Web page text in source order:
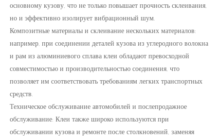
основному кузову, что не только повышает прочность склеивания,
но и эффективно изолирует вибрационный шум.
Композитные материалы и склеивание нескольких материалов:
например, при соединении деталей кузова из углеродного волокна
и рам из алюминиевого сплава клеи обладают превосходной
совместимостью и производительностью соединения, что
позволяет им соответствовать требованиям легких транспортных
средств.
Техническое обслуживание автомобилей и послепродажное
обслуживание: Клеи также широко используются при
обслуживании кузова и ремонте после столкновений, заменяя